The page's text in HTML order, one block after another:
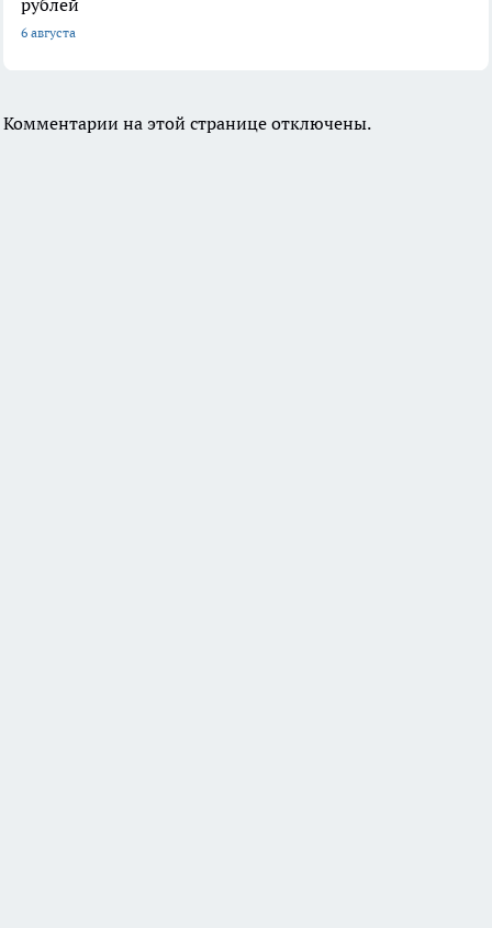
рублей
6 августа
Комментарии на этой странице отключены.